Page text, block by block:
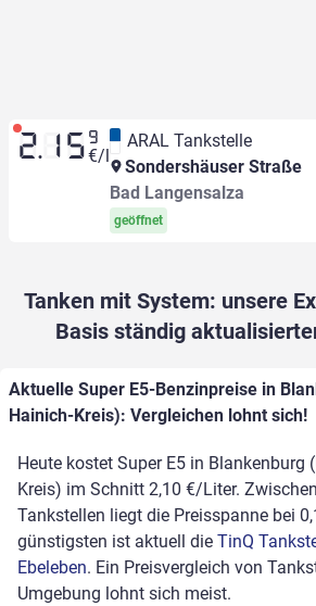
2.15 9
€/l
ARAL Tankstelle
Sondershäuser Straße
Bad Langensalza
geöffnet
Tanken mit System: unsere
Basis ständig
Aktuelle Super E5-Benzinpreise in
Hainich-Kreis): Vergleichen lohnt sich!
Heute kostet Super E5 in Blankenburg
Kreis) im Schnitt 2,10 €/Liter.
Tankstellen liegt die Preisspanne bei
günstigsten ist aktuell die TinQ
Ebeleben. Ein Preisvergleich von
Umgebung lohnt sich meist.